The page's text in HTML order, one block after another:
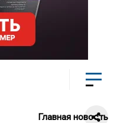
Главная новость